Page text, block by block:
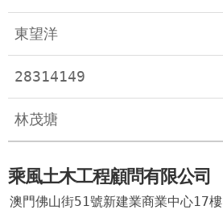
東望洋
28314149
林茂塘
乘風土木工程顧問有限公司
澳門佛山街51號新建業商業中心17樓